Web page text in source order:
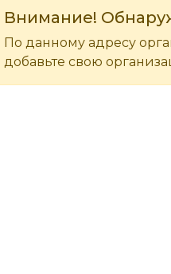
Внимание!
По данному адресу
добавьте свою